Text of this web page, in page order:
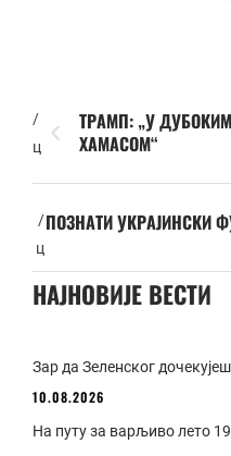
/
ц
ТРАМП: „У
ХАМАСОМ“
/
ц
ПОЗНАТИ УКРАЈИНСКИ
НАЈНОВИЈЕ ВЕСТИ
Зар да Зеленског
10.08.2026
На путу за варљиво лето